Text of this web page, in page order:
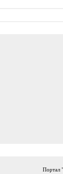
Портал